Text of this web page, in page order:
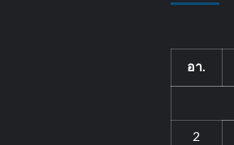
อา.
2